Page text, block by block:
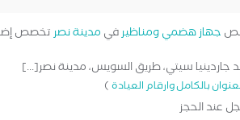
جهاز هضمي ومناظيرفي مدينة نصرتخصص
جاردينيا سيتي، طريق السويس، مدينة نصر[...]
بالكامل وارقام العيادة)
عند الحجز